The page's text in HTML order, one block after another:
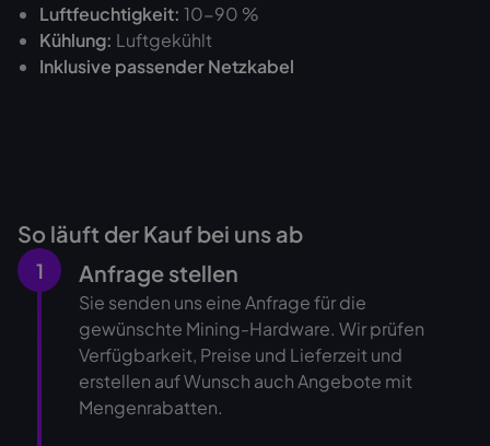
Luftfeuchtigkeit: 10-90 %
Kühlung: Luftgekühlt
Inklusive passender Netzkabel
So läuft der Kauf bei uns ab
1 Anfrage stellen
Sie senden uns eine Anfrage für die
gewünschte Mining-Hardware. Wir prüfen
Verfügbarkeit, Preise und Lieferzeit und
erstellen auf Wunsch auch Angebote mit
Mengenrabatten.